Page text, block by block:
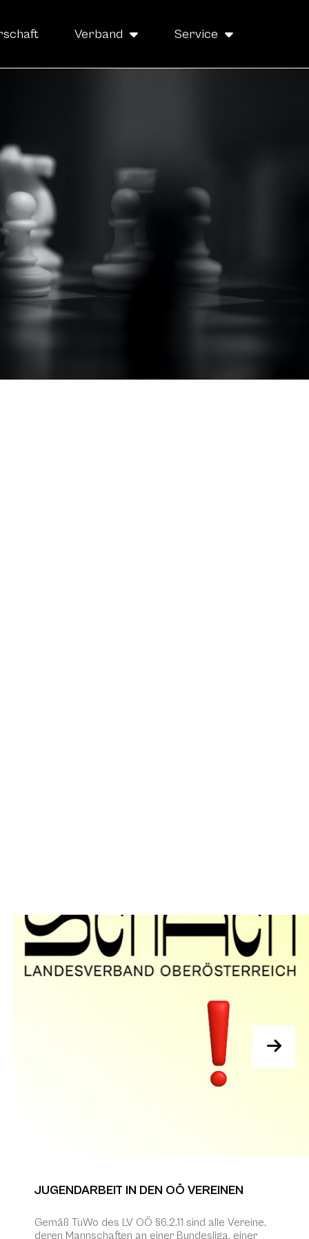
Verband Service
JUGENDARBEIT IN DEN OÖ VEREINEN
Gemäß TuWo des LV OÖ §6.2.11 sind alle Vereine,
deren Mannschaften an einer Bundesliga, einer